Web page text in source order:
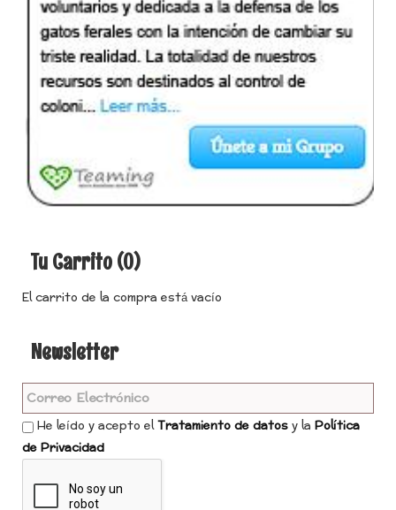
Tu Carrito (0)
El carrito de la compra está vacío
Newsletter
He leído y acepto elTratamiento de datosy la Política
de Privacidad